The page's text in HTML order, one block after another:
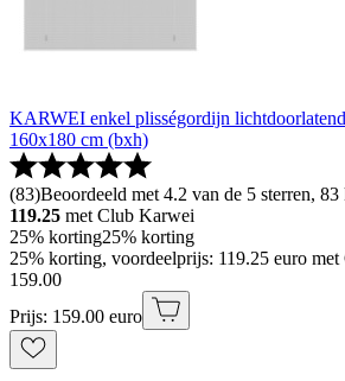
KARWEI enkel plisségordijn
160x180 cm (bxh)
(83)Beoordeeld met 4.2 van de 5 sterren,
119.25 met Club Karwei
25% korting25% korting
25% korting, voordeelprijs: 119.25 euro
159.00
Prijs: 159.00 euro